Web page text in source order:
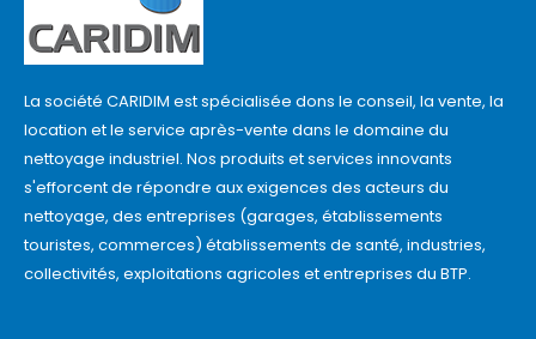
La société CARIDIM est spécialisée dons le conseil, la vente, la
location et le service après-vente dans le domaine du
nettoyage industriel. Nos produits et services innovants
s'efforcent de répondre aux exigences des acteurs du
nettoyage, des entreprises (garages, établissements
touristes, commerces) établissements de santé, industries,
collectivités, exploitations agricoles et entreprises du BTP.